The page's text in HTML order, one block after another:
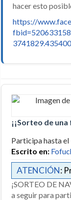
hacer esto
https://
¡¡Sorteo de
Participa hasta
Escrito en:
ATENCIÓN:
¡SORTEO DE
a seguir para